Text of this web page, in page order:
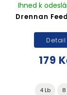
Drennan
Ihned k
179
Detail
4 Lb